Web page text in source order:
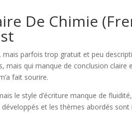
De Chimie
mais parfois trop gratuit et peu
mais qui manque de conclusion
fait sourire.
le style d’écriture manque de
et les thèmes abordés